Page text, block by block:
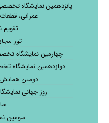
پانزدهمین نمایشگاه
عمرانی،
تقویم
تور
چهارمین نمایشگاه
دوازدهمین نمایشگاه
دومین
روز جهانی
سال
سومین